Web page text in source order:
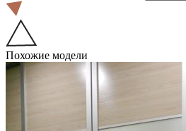
Похожие модели